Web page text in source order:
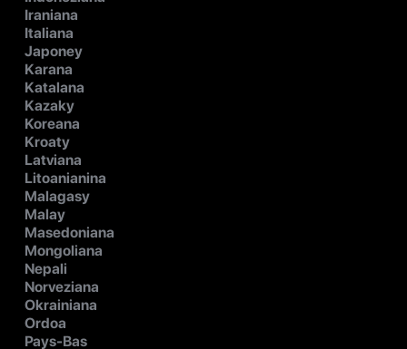
Iraniana
Italiana
Japoney
Karana
Katalana
Kazaky
Koreana
Kroaty
Latviana
Litoanianina
Malagasy
Malay
Masedoniana
Mongoliana
Nepali
Norveziana
Okrainiana
Ordoa
Pays-Bas